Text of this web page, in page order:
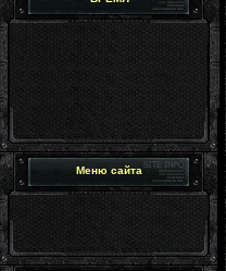
Меню сайта